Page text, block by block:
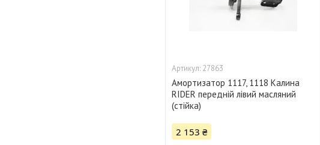
27863
Амортизатор 1117, 1118 Калина
RIDER передній лівий масляний
(стійка)
2 153 ₴